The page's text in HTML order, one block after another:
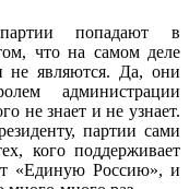
попадают в
что на самом деле
не являются. Да, они
администрации
не знает и не узнает.
партии сами
кого поддерживает
«Единую Россию», и